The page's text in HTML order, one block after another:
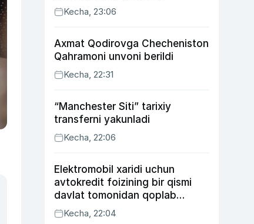
konstitutsiyaviy qonunni
ma’qulladi
Kecha, 23:06
Axmat Qodirovga Checheniston
Qahramoni unvoni berildi
Kecha, 22:31
“Manchester Siti” tarixiy
transferni yakunladi
Kecha, 22:06
Elektromobil xaridi uchun
avtokredit foizining bir qismi
davlat tomonidan qoplab
berilishi mumkin
Kecha, 22:04